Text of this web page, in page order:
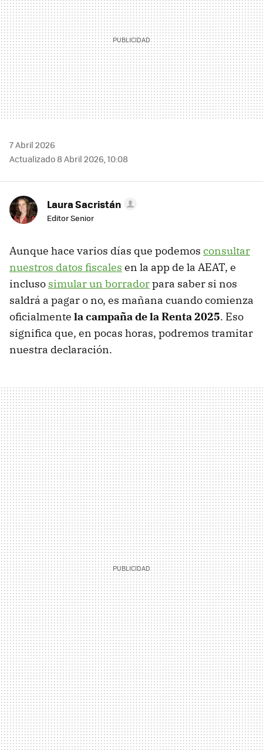
7 Abril 2026
Actualizado 8 Abril 2026, 10:08
Laura Sacristán
Editor Senior
Aunque hace varios días que podemos consultar
nuestros datos fiscales en la app de la AEAT, e
incluso simular un borradorpara saber si nos
saldrá a pagar o no, es mañana cuando comienza
oficialmente la campaña de la Renta 2025. Eso
significa que, en pocas horas, podremos tramitar
nuestra declaración.